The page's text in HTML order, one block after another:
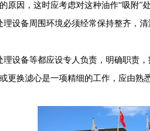
原因，这时应考虑对这种油作“吸附”处
理设备周围环境必须经常保持整齐，
理设备等都应设专人负责，明确职责
更换滤心是一项精细的工作，应由